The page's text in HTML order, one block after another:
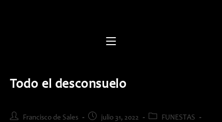
Todo el desconsuelo
AutorFrancisco de Sales
Publicación
julio 31, 2022
Categoría
FUNESTAS